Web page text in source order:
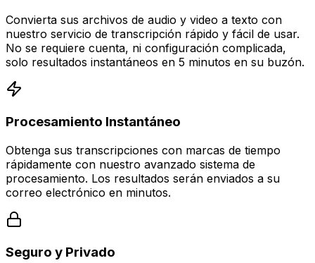
Convierta sus archivos de audio y video a texto con
nuestro servicio de transcripción rápido y fácil de usar.
No se requiere cuenta, ni configuración complicada,
solo resultados instantáneos en 5 minutos en su buzón.
Procesamiento Instantáneo
Obtenga sus transcripciones con marcas de tiempo
rápidamente con nuestro avanzado sistema de
procesamiento. Los resultados serán enviados a su
correo electrónico en minutos.
Seguro y Privado